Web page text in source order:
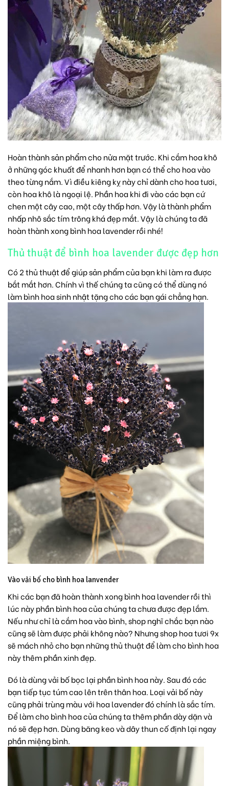
Hoàn thành sản phẩm cho nửa mặt trước. Khi cắm hoa khô
ở những góc khuất để nhanh hơn bạn có thể cho hoa vào
theo từng nắm. Vì điều kiêng kỵ này chỉ dành cho hoa tươi,
còn hoa khô là ngoại lệ. Phần hoa khi đi vào các bạn cứ
chen một cây cao, một cây thấp hơn. Vậy là thành phẩm
nhấp nhô sắc tím trông khá đẹp mắt. Vậy là chúng ta đã
hoàn thành xong bình hoa lavender rồi nhé!
Thủ thuật để bình hoa lavender được đẹp hơn
Có 2 thủ thuật để giúp sản phẩm của bạn khi làm ra được
bắt mắt hơn. Chính vì thế chúng ta cũng có thể dùng nó
làmbình hoa sinh nhậttặng cho các bạn gái chẳng hạn.
Vào vải bố cho bình hoa lanvender
Khi các bạn đã hoàn thành xong bình hoa lavender rồi thì
lúc này phần bình hoa của chúng ta chưa được đẹp lắm.
Nếu như chỉ là cắm hoa vào bình, shop nghĩ chắc bạn nào
cũng sẽ làm được phải không nào? Nhưngshop hoa tươi 9x
sẽ mách nhỏ cho bạn những thủ thuật để làm cho bình hoa
này thêm phần xinh đẹp.
Đó là dùng vải bố bọc lại phần bình hoa này. Sau đó các
bạn tiếp tục túm cao lên trên thân hoa. Loại vải bố này
cũng phải trùng màu với hoa lavender đó chính là sắc tím.
Để làm cho bình hoa của chúng ta thêm phần dày dặn và
nó sẽ đẹp hơn. Dùng băng keo và dây thun cố định lại ngay
phần miệng bình.